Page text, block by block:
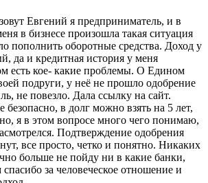
Евгений я предприниматель, и в
в бизнесе произошла такая ситуация
пополнить оборотные средства. Доход у
да и кредитная история у меня
есть кое- какие проблемы. О Едином
подруги, у неё не прошло одобрение
не повезло. Дала ссылку на сайт.
безопасно, в долг можно взять на 5 лет,
я в этом вопросе много чего понимаю,
Подтверждение одобрения
все просто, четко и понятно. Никаких
больше не пойду ни в какие банки,
за человеческое отношение и